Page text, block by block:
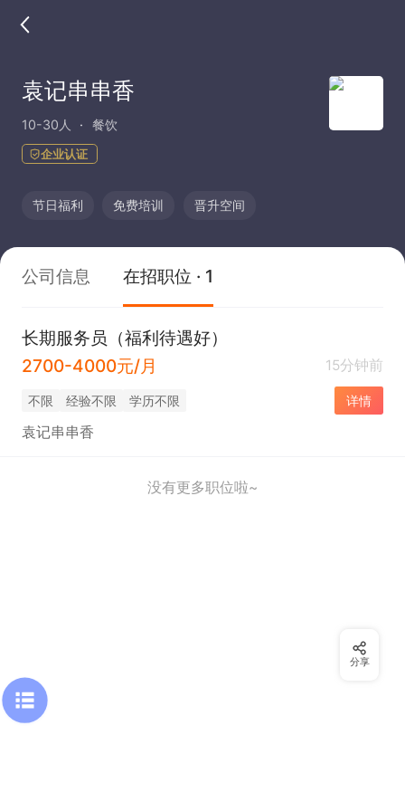
袁记串串香
10-30人 餐饮
企业认证
节日福利 免费培训 晋升空间
公司信息 在招职位 · 1
长期服务员（福利待遇好）
2700-4000元/月
15分钟前
不限 经验不限 学历不限 详情
袁记串串香
没有更多职位啦~
分享